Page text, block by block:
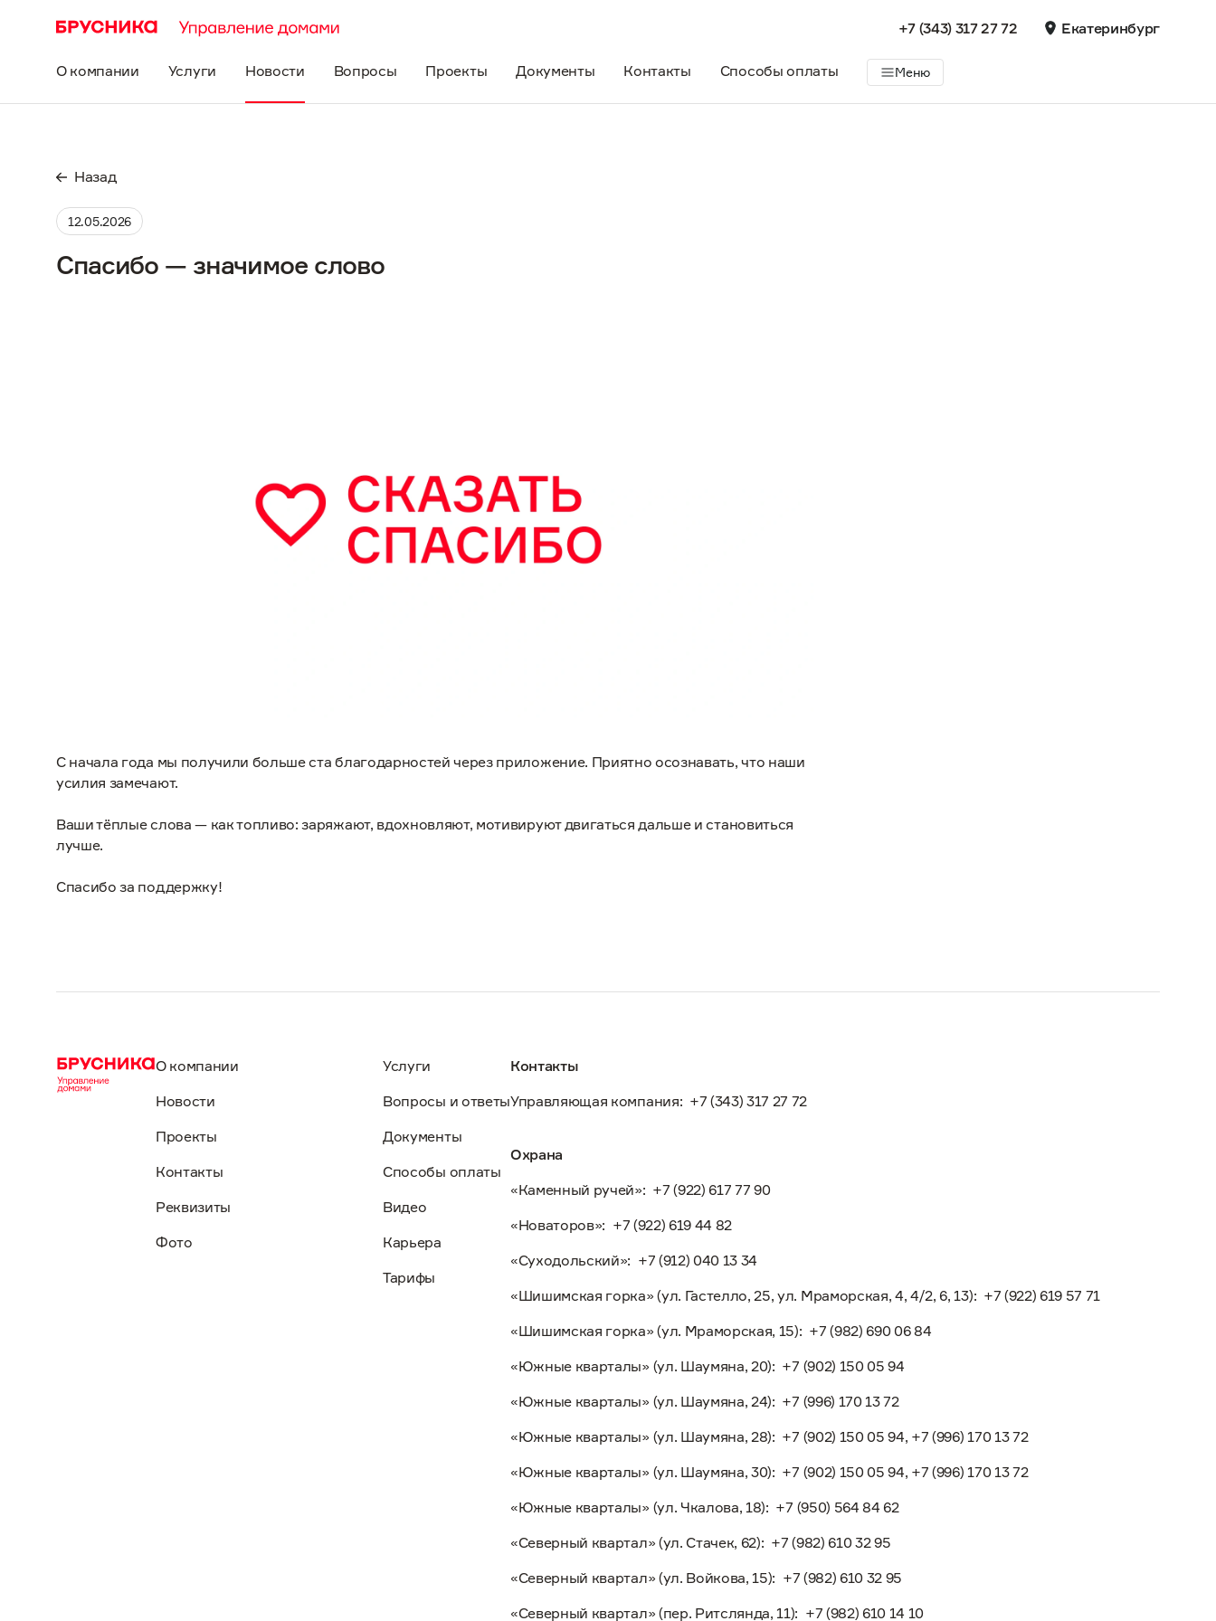
+7 (343) 317 27 72 Екатеринбург
О компании Услуги Новости Вопросы Проекты Документы Контакты Способы оплаты Меню
Назад
12.05.2026
Спасибо — значимое слово
С начала года мы получили больше ста благодарностей через приложение. Приятно осознавать, что наши
усилия замечают.
Ваши тёплые слова — как топливо: заряжают, вдохновляют, мотивируют двигаться дальше и становиться
лучше.
Спасибо за поддержку!
О компании
Услуги
Новости
Вопросы и ответы
Проекты
Документы
Контакты
Способы оплаты
Реквизиты
Видео
Фото
Карьера
Тарифы
Контакты
Управляющая компания: +7 (343) 317 27 72
Охрана
«Каменный ручей»: +7 (922) 617 77 90
«Новаторов»: +7 (922) 619 44 82
«Суходольский»: +7 (912) 040 13 34
«Шишимская горка» (ул. Гастелло, 25, ул. Мраморская, 4, 4/2, 6, 13): +7 (922) 619 57 71
«Шишимская горка» (ул. Мраморская, 15): +7 (982) 690 06 84
«Южные кварталы» (ул. Шаумяна, 20): +7 (902) 150 05 94
«Южные кварталы» (ул. Шаумяна, 24): +7 (996) 170 13 72
«Южные кварталы» (ул. Шаумяна, 28): +7 (902) 150 05 94, +7 (996) 170 13 72
«Южные кварталы» (ул. Шаумяна, 30): +7 (902) 150 05 94, +7 (996) 170 13 72
«Южные кварталы» (ул. Чкалова, 18): +7 (950) 564 84 62
«Северный квартал» (ул. Стачек, 62): +7 (982) 610 32 95
«Северный квартал» (ул. Войкова, 15): +7 (982) 610 32 95
«Северный квартал» (пер. Ритслянда, 11): +7 (982) 610 14 10